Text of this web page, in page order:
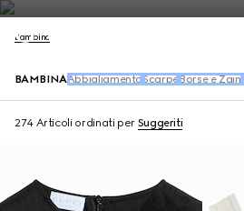
Bambino
BAMBINAAbbigliamento Scarpe Borse e Zaini
274 Articoli ordinati per Suggeriti